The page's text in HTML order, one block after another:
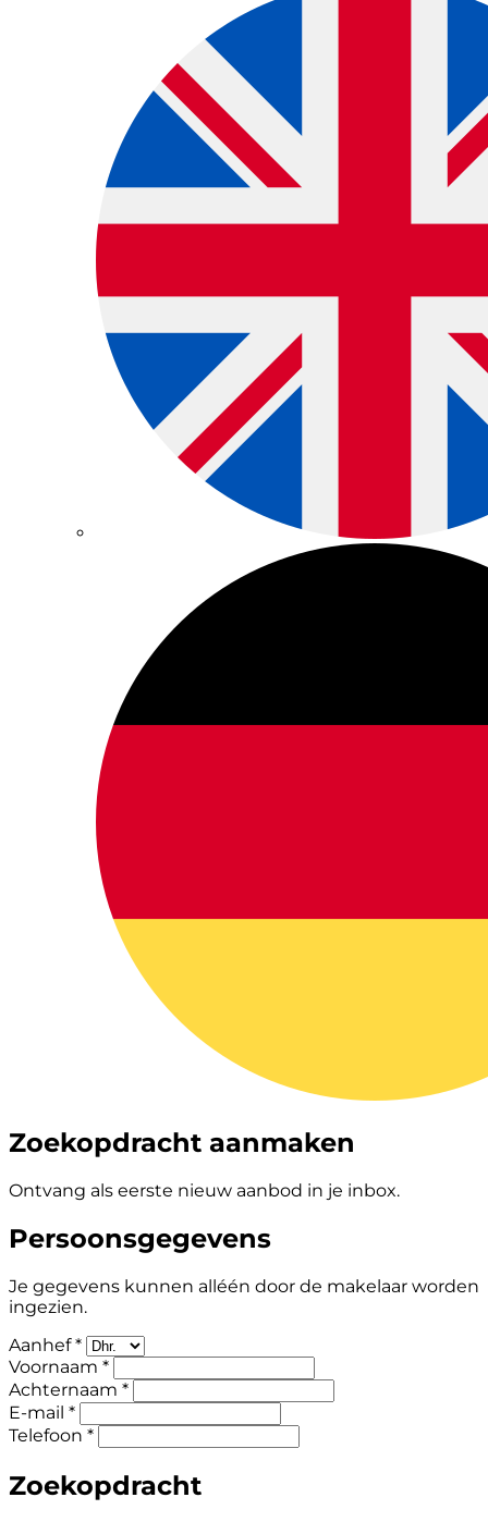
Zoekopdracht aanmaken
Ontvang als eerste nieuw aanbod in je inbox.
Persoonsgegevens
Je gegevens kunnen alléén door de makelaar worden
ingezien.
Aanhef *
Voornaam *
Achternaam *
E-mail *
Telefoon *
Zoekopdracht